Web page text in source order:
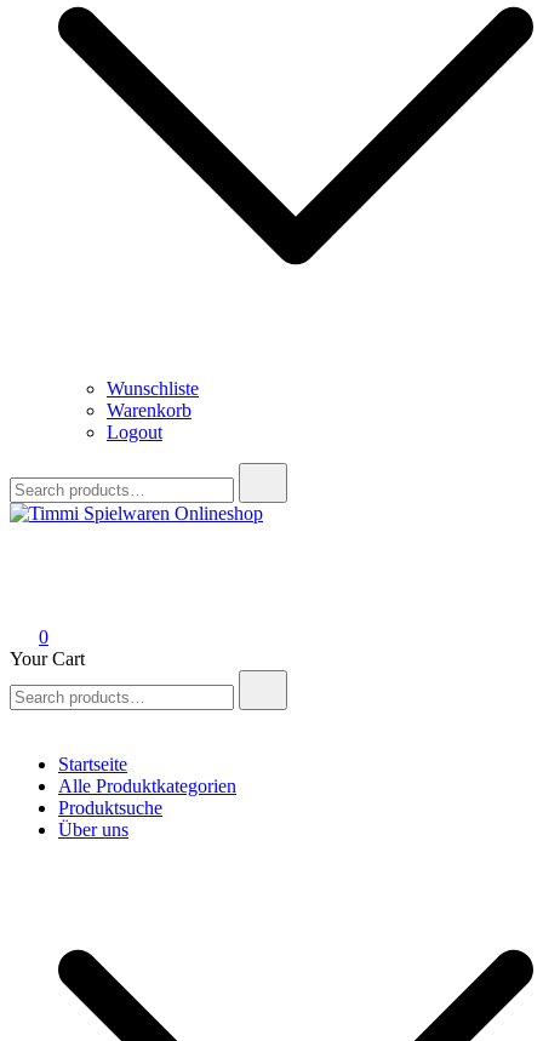
Wunschliste
Warenkorb
Logout
for:
0
Your Cart
for:
Startseite
Alle Produktkategorien
Produktsuche
Über uns